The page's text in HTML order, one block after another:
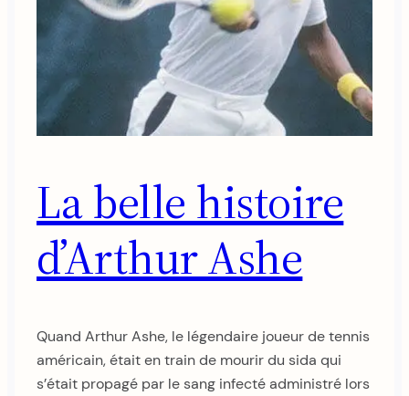
La belle histoire
d’Arthur Ashe
Quand Arthur Ashe, le légendaire joueur de tennis
américain, était en train de mourir du sida qui
s’était propagé par le sang infecté administré lors